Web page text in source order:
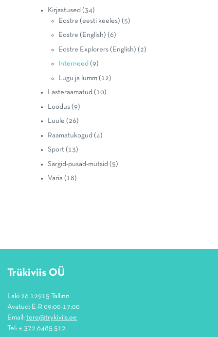
Kirjastused (34)
Eostre (eesti keeles) (5)
Eostre (English) (6)
Eostre Explorers (English) (2)
Interneed (9)
Lugu ja lumm (12)
Lasteraamatud (10)
Loodus (9)
Luule (26)
Raamatukogud (4)
Sport (13)
Särgid-pusad-mütsid (5)
Varia (18)
Trükiviis OÜ
Laki 26 12915 Tallinn
Avatud: E-R 09:00-17:00
Email: tere@trykiviis.ee
Tel: + 372 6485 512